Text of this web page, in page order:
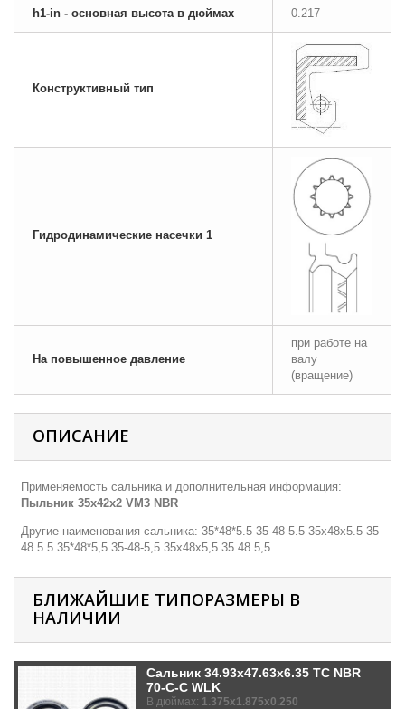
h1-in - основная высота в дюймах 0.217
Конструктивный тип
Гидродинамические насечки 1
На повышенное давление
при работе на
валу
(вращение)
ОПИСАНИЕ
Применяемость сальника и дополнительная информация:
Пыльник 35x42x2 VM3 NBR
Другие наименования сальника: 35*48*5.5 35-48-5.5 35х48х5.5 35
48 5.5 35*48*5,5 35-48-5,5 35х48х5,5 35 48 5,5
БЛИЖАЙШИЕ ТИПОРАЗМЕРЫ В
НАЛИЧИИ
Сальник 34.93x47.63x6.35 TC NBR
70-C-C WLK
В дюймах: 1.375x1.875x0.250